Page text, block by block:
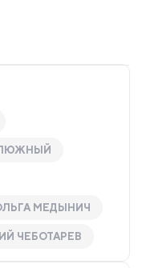
МЕДЫНИЧ
ЧЕБОТАРЕВ